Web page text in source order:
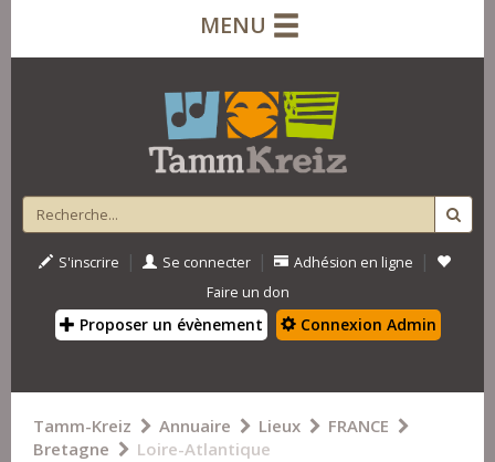
MENU
S'inscrire | Se connecter | Adhésion en ligne |
Faire un don
Proposer un évènement Connexion Admin
Tamm-Kreiz Annuaire Lieux
FRANCE
Bretagne
Loire-Atlantique